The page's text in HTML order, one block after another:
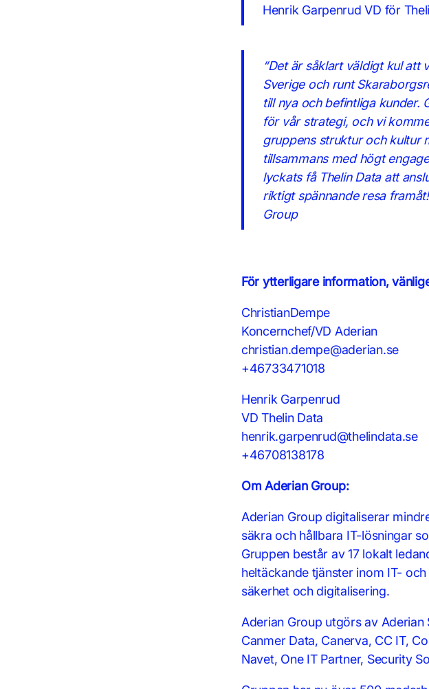
Henrik Garpenrud VD för
“Det är såklart väldigt kul att
Sverige och runt
till nya och befintliga kunder.
för vår strategi, och vi
gruppens struktur och kultur
tillsammans med högt
lyckats få Thelin Data att
riktigt spännande resa
Group
För ytterligare information,
ChristianDempe
Koncernchef/VD Aderian
christian.dempe@aderian.se
+46733471018
Henrik Garpenrud
VD Thelin Data
henrik.garpenrud@thelindata.se
+46708138178
Om Aderian Group:
Aderian Group digitaliserar
säkra och hållbara IT-lösningar
Gruppen består av 17 lokalt
heltäckande tjänster inom IT-
säkerhet och digitalisering.
Aderian Group utgörs av
Canmer Data, Canerva, CC IT,
Navet, One IT Partner, Security